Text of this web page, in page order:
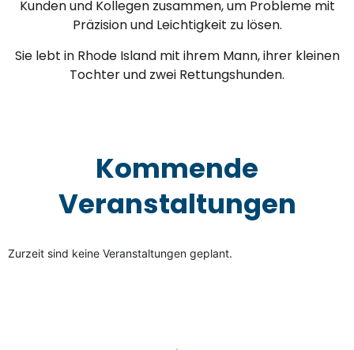
Kunden und Kollegen zusammen, um Probleme mit
Präzision und Leichtigkeit zu lösen.
Sie lebt in Rhode Island mit ihrem Mann, ihrer kleinen
Tochter und zwei Rettungshunden.
Kommende
Veranstaltungen
Zurzeit sind keine Veranstaltungen geplant.